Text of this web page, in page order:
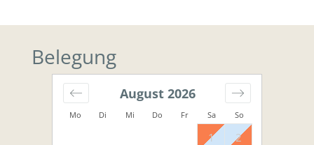
Belegung
Mo Di Mi Do Fr Sa So
August 2026
1
2